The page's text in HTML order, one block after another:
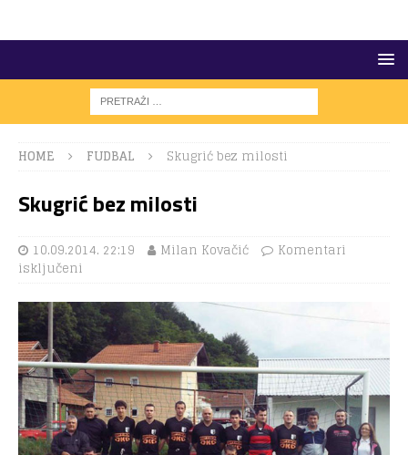
HOME FUDBAL Skugrić bez milosti
Skugrić bez milosti
10.09.2014. 22:19 Milan Kovačić
Komentari
isključeni